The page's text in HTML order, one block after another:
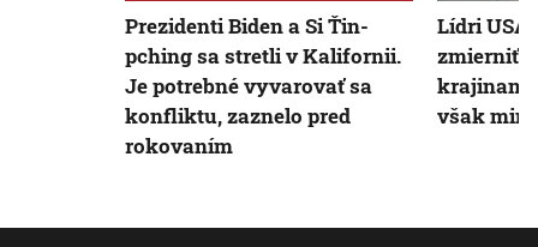
Prezidenti Biden a Si Ťin-
pching sa stretli v Kalifornii.
Je potrebné vyvarovať sa
konfliktu, zaznelo pred
rokovaním
Lídri USA
zmierniť
však